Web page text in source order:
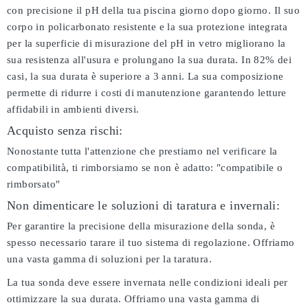
con precisione il pH della tua piscina giorno dopo giorno. Il suo
corpo in policarbonato resistente e la sua protezione integrata
per la superficie di misurazione del pH in vetro migliorano la
sua resistenza all'usura e prolungano la sua durata. In 82% dei
casi, la sua durata è superiore a 3 anni. La sua composizione
permette di ridurre i costi di manutenzione garantendo letture
affidabili in ambienti diversi.
Acquisto senza rischi:
Nonostante tutta l'attenzione che prestiamo nel verificare la
compatibilità, ti rimborsiamo se non è adatto: "compatibile o
rimborsato"
Non dimenticare le soluzioni di taratura e invernali:
Per garantire la precisione della misurazione della sonda, è
spesso necessario tarare il tuo sistema di regolazione. Offriamo
una vasta gamma di soluzioni per la taratura.
La tua sonda deve essere invernata nelle condizioni ideali per
ottimizzare la sua durata. Offriamo una vasta gamma di